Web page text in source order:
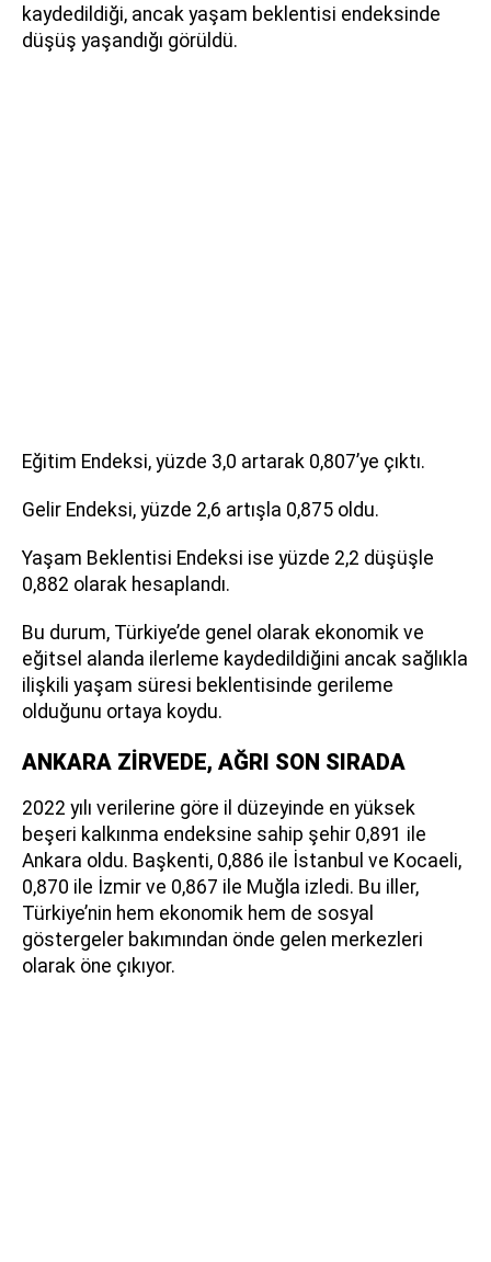
kaydedildiği, ancak yaşam beklentisi endeksinde
düşüş yaşandığı görüldü.
Eğitim Endeksi, yüzde 3,0 artarak 0,807’ye çıktı.
Gelir Endeksi, yüzde 2,6 artışla 0,875 oldu.
Yaşam Beklentisi Endeksi ise yüzde 2,2 düşüşle
0,882 olarak hesaplandı.
Bu durum, Türkiye’de genel olarak ekonomik ve
eğitsel alanda ilerleme kaydedildiğini ancak sağlıkla
ilişkili yaşam süresi beklentisinde gerileme
olduğunu ortaya koydu.
ANKARA ZİRVEDE, AĞRI SON SIRADA
2022 yılı verilerine göre il düzeyinde en yüksek
beşeri kalkınma endeksine sahip şehir 0,891 ile
Ankara oldu. Başkenti, 0,886 ile İstanbul ve Kocaeli,
0,870 ile İzmir ve 0,867 ile Muğla izledi. Bu iller,
Türkiye’nin hem ekonomik hem de sosyal
göstergeler bakımından önde gelen merkezleri
olarak öne çıkıyor.